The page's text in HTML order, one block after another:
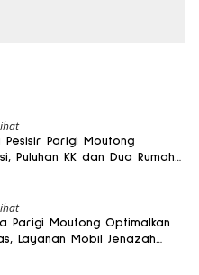
Parigi Moutong
Puluhan KK dan Dua Rumah
Parigi Moutong Optimalkan
Layanan Mobil Jenazah